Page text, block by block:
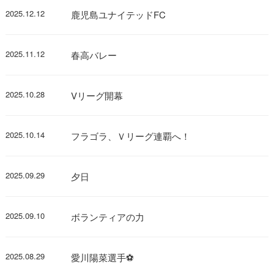
2025.12.12 鹿児島ユナイテッドFC
2025.11.12 春高バレー
2025.10.28 Vリーグ開幕
2025.10.14 フラゴラ、Ｖリーグ連覇へ！
2025.09.29 夕日
2025.09.10 ボランティアの力
2025.08.29 愛川陽菜選手⚽